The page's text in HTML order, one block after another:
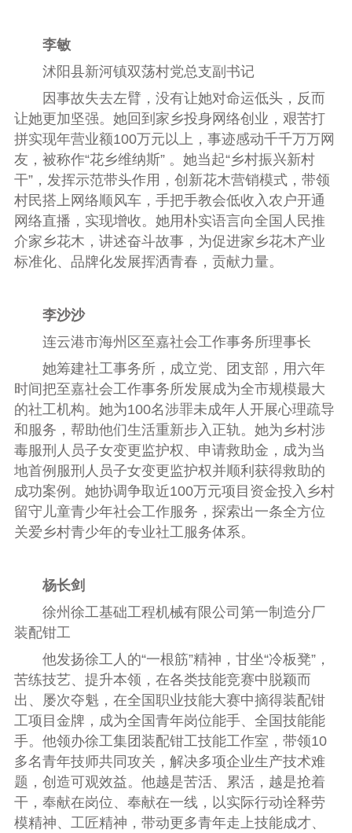
李敏
沭阳县新河镇双荡村党总支副书记
因事故失去左臂，没有让她对命运低头，反而
让她更加坚强。她回到家乡投身网络创业，艰苦打
拼实现年营业额100万元以上，事迹感动千千万万网
友，被称作“花乡维纳斯” 。她当起“乡村振兴新村
干”，发挥示范带头作用，创新花木营销模式，带领
村民搭上网络顺风车，手把手教会低收入农户开通
网络直播，实现增收。她用朴实语言向全国人民推
介家乡花木，讲述奋斗故事，为促进家乡花木产业
标准化、品牌化发展挥洒青春，贡献力量。
李沙沙
连云港市海州区至嘉社会工作事务所理事长
她筹建社工事务所，成立党、团支部，用六年
时间把至嘉社会工作事务所发展成为全市规模最大
的社工机构。她为100名涉罪未成年人开展心理疏导
和服务，帮助他们生活重新步入正轨。她为乡村涉
毒服刑人员子女变更监护权、申请救助金，成为当
地首例服刑人员子女变更监护权并顺利获得救助的
成功案例。她协调争取近100万元项目资金投入乡村
留守儿童青少年社会工作服务，探索出一条全方位
关爱乡村青少年的专业社工服务体系。
杨长剑
徐州徐工基础工程机械有限公司第一制造分厂
装配钳工
他发扬徐工人的“一根筋”精神，甘坐“冷板凳”，
苦练技艺、提升本领，在各类技能竞赛中脱颖而
出、屡次夺魁，在全国职业技能大赛中摘得装配钳
工项目金牌，成为全国青年岗位能手、全国技能能
手。他领办徐工集团装配钳工技能工作室，带领10
多名青年技师共同攻关，解决多项企业生产技术难
题，创造可观效益。他越是苦活、累活，越是抢着
干，奉献在岗位、奉献在一线，以实际行动诠释劳
模精神、工匠精神，带动更多青年走上技能成才、